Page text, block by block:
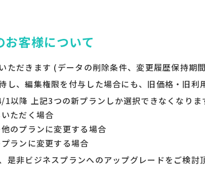
客様について
ただきます (データの削除条件、変更履歴保持期
し、編集権限を付与した場合にも、旧価格・旧利
以降 上記3つの新プランしか選択できなくなりま
ただく場合
のプランに変更する場合
ランに変更する場合
是非ビジネスプランへのアップグレードをご検討